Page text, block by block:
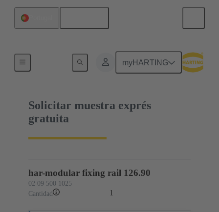
myHARTING
02 09 500 1025
Solicitar muestra exprés
gratuita
har-modular fixing rail 126.90
02 09 500 1025
Cantidad
1